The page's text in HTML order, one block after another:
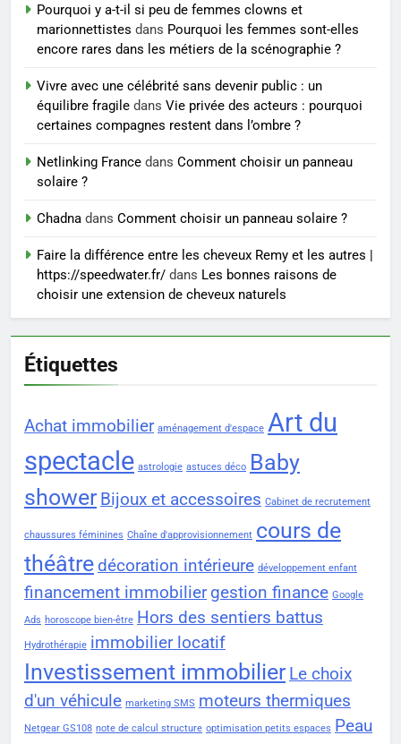
peau éclatante grâce à The
Ordinary
SANTÉ
7
Prévenir les chutes chez les
exercices
BIEN ÊTRE
8
trouver un accompagnement
sérieux à un tarif juste ?
BIEN ÊTRE
Pourquoi y a-t-il si peu de femmes clowns et
marionnettistes dans Pourquoi les femmes sont-elles
encore rares dans les métiers de la scénographie ?
Vivre avec une célébrité sans devenir public : un
équilibre fragile dans Vie privée des acteurs : pourquoi
certaines compagnes restent dans l’ombre ?
Netlinking France dans Comment choisir un panneau
solaire ?
Chadna dans Comment choisir un panneau solaire ?
Faire la différence entre les cheveux Remy et les autres |
https://speedwater.fr/ dans Les bonnes raisons de
choisir une extension de cheveux naturels
Étiquettes
Achat immobilier aménagement d'espace Art du
spectacle astrologie astuces déco Baby
shower Bijoux et accessoires Cabinet de recrutement
chaussures féminines Chaîne d'approvisionnement cours de
théâtre décoration intérieure développement enfant
financement immobilier gestion finance Google
Ads horoscope bien-être Hors des sentiers battus
Hydrothérapie immobilier locatif
Investissement immobilier Le choix
d'un véhicule marketing SMS moteurs thermiques
Netgear GS108 note de calcul structure optimisation petits espaces Peau